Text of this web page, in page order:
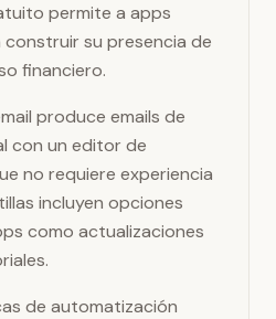
permite a apps
construir su presencia de
financiero.
produce emails de
con un editor de
no requiere experiencia
incluyen opciones
como actualizaciones
de automatización